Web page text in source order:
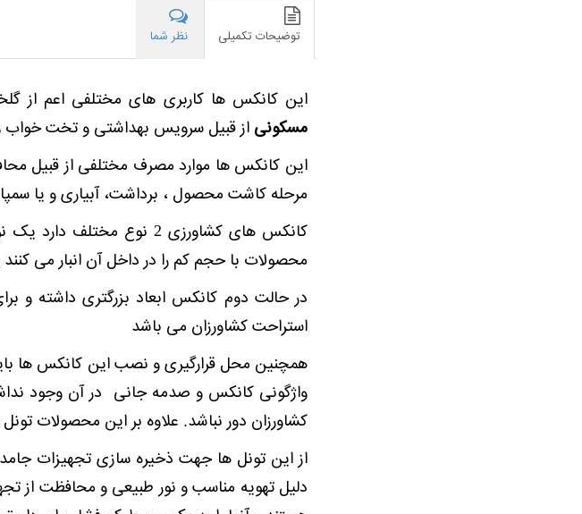
توضیحات تکمیلی نظر شما
این کانکس ها کاربری های مختلفی اعم از
مسکونی از قبیل سرویس بهداشتی و تخت خواب
این کانکس ها موارد مصرف مختلفی از قبیل
مرحله کاشت محصول ، برداشت، آبیاری و یا
کانکس های کشاورزی 2
محصولات با حجم کم را در داخل آن انبار می
در حالت دوم کانکس ابعاد بزرگتری داشته و
استراحت کشاورزان می باشد
همچنین محل قرارگیری و نصب این کانکس ها
واژگونی کانکس و صدمه جانی در آن وجود
کشاورزان دور نباشد. علاوه بر این محصولات
از این تونل ها جهت ذخیره سازی تجهیزات
دلیل تهویه مناسب و نور طبیعی و محافظت از